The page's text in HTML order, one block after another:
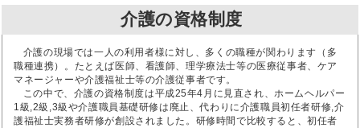
介護の資格制度
介護の現場では一人の利用者様に対し、多くの職種が関わります（多
職種連携）。たとえば医師、看護師、理学療法士等の医療従事者、ケア
マネージャーや介護福祉士等の介護従事者です。
この中で、介護の資格制度は平成25年4月に見直され、ホームヘルパー
1級,2級,3級や介護職員基礎研修は廃止、代わりに介護職員初任者研修,介
護福祉士実務者研修が創設されました。研修時間で比較すると、初任者